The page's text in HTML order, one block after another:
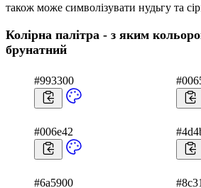
також може символізувати нудьгу та
Колірна палітра - з яким
брунатний
#993300
#006e42
#6a5900